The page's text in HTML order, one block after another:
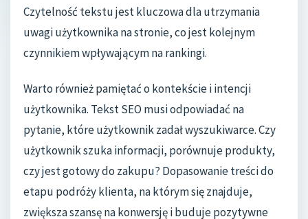
Czytelność tekstu jest kluczowa dla utrzymania
uwagi użytkownika na stronie, co jest kolejnym
czynnikiem wpływającym na rankingi.
Warto również pamiętać o kontekście i intencji
użytkownika. Tekst SEO musi odpowiadać na
pytanie, które użytkownik zadał wyszukiwarce. Czy
użytkownik szuka informacji, porównuje produkty,
czy jest gotowy do zakupu? Dopasowanie treści do
etapu podróży klienta, na którym się znajduje,
zwiększa szansę na konwersję i buduje pozytywne